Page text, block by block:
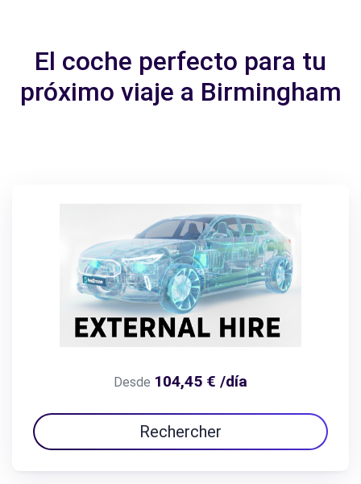
El coche perfecto para tu
próximo viaje a Birmingham
Desde 104,45 € /día
Rechercher